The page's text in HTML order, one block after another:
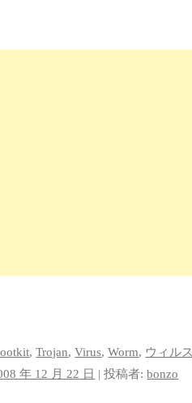
,Trojan,Virus,Worm, ウィルス
年 12 月 22 日 |投稿者:bonzo